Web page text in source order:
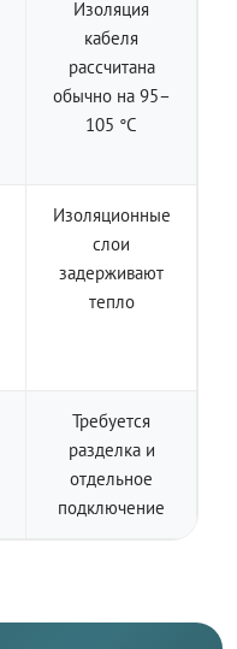
Изоляция
кабеля
рассчитана
обычно на 95–
105 °C
Изоляционные
слои
задерживают
тепло
Требуется
разделка и
отдельное
подключение